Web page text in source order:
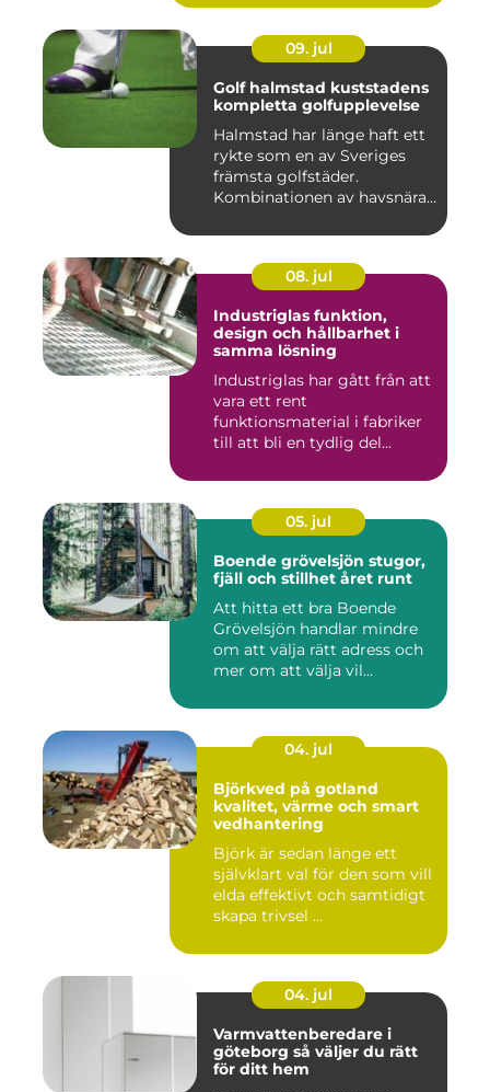
09. jul
Golf halmstad kuststadens
kompletta golfupplevelse
Halmstad har länge haft ett
rykte som en av Sveriges
främsta golfstäder.
Kombinationen av havsnära
08. jul
Industriglas funktion,
design och hållbarhet i
samma lösning
Industriglas har gått från att
vara ett rent
funktionsmaterial i fabriker
till att bli en tydlig del...
05. jul
Boende grövelsjön stugor,
fjäll och stillhet året runt
Att hitta ett bra Boende
Grövelsjön handlar mindre
om att välja rätt adress och
mer om att välja vil...
04. jul
Björkved på gotland
kvalitet, värme och smart
vedhantering
Björk är sedan länge ett
självklart val för den som vill
elda effektivt och samtidigt
skapa trivsel ...
04. jul
Varmvattenberedare i
göteborg så väljer du rätt
för ditt hem